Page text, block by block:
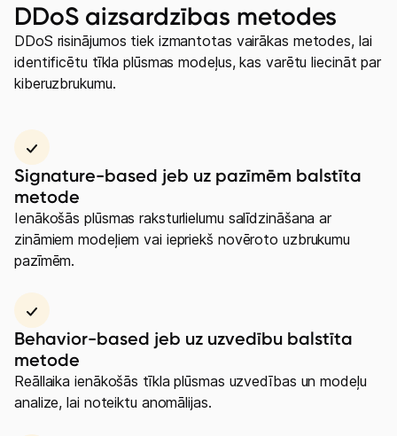
DDoS aizsardzības metodes
DDoS risinājumos tiek izmantotas vairākas metodes, lai
identificētu tīkla plūsmas modeļus, kas varētu liecināt par
kiberuzbrukumu.
Signature-based jeb uz pazīmēm balstīta
metode
Ienākošās plūsmas raksturlielumu salīdzināšana ar
zināmiem modeļiem vai iepriekš novēroto uzbrukumu
pazīmēm.
Behavior-based jeb uz uzvedību balstīta
metode
Reāllaika ienākošās tīkla plūsmas uzvedības un modeļu
analize, lai noteiktu anomālijas.